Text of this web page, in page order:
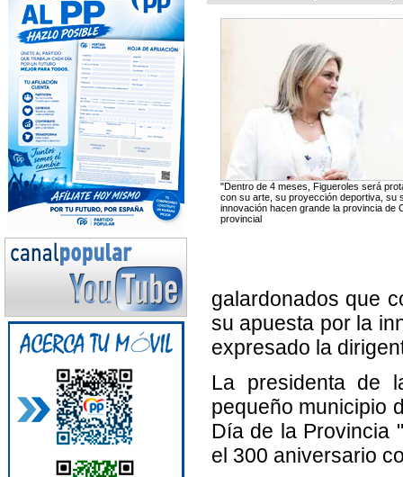
"Dentro de 4 meses, Figueroles será
con su arte, su proyección deportiva, su
innovación hacen grande la provincia de
provincial
galardonados que
su apuesta por la
expresado la
La presidenta de
pequeño municipio
Día de la Provincia
el 300 aniversario